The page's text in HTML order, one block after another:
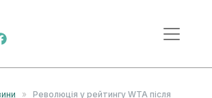
»
Революція у рейтингу WTA після